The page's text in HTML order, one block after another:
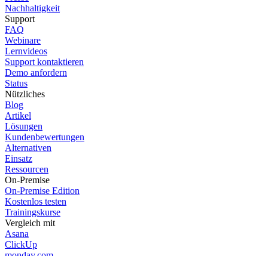
Nachhaltigkeit
Support
FAQ
Webinare
Lernvideos
Support kontaktieren
Demo anfordern
Status
Nützliches
Blog
Artikel
Lösungen
Kundenbewertungen
Alternativen
Einsatz
Ressourcen
On-Premise
On-Premise Edition
Kostenlos testen
Trainingskurse
Vergleich mit
Asana
ClickUp